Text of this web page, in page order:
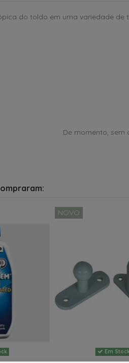
do toldo em uma variedade de
De momento, sem
NOVO
Em